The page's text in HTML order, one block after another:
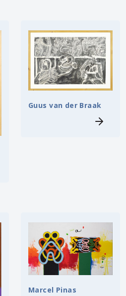
Guus van der Braak
Marcel Pinas